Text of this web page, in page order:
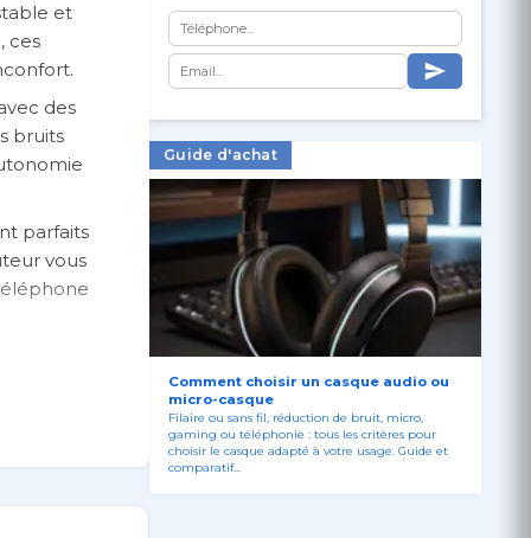
et
ces
des
bruits
parfaits
vous
Guide d'achat
Comment choisir un casque audio ou
micro-casque
Filaire ou sans fil, réduction de bruit, micro,
gaming ou téléphonie : tous les critères pour
choisir le casque adapté à votre usage. Guide et
comparatif...